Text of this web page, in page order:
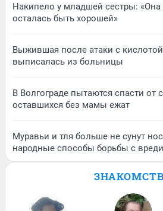
Накипело у младшей сестры: «Она
осталась быть хорошей»
Выжившая после атаки с
выписалась из больницы
В Волгограде пытаются спасти от
оставшихся без мамы ежат
Муравьи и тля больше не сунут
народные способы борьбы с